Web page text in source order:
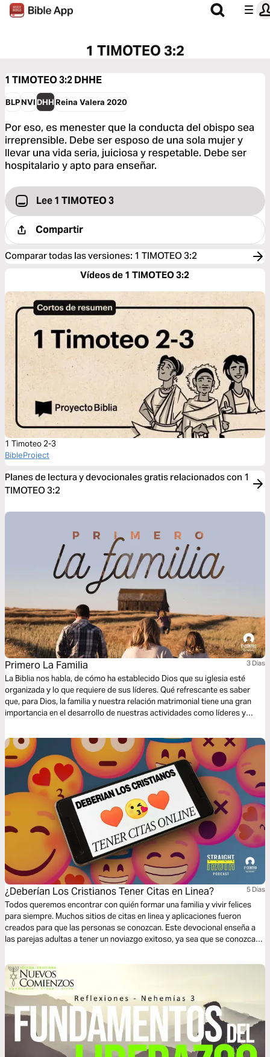
1 TIMOTEO 3:2
1 TIMOTEO 3:2DHHE
BLPNVIDHHReina Valera 2020
Por eso, es menester que la conducta del obispo sea
irreprensible. Debe ser esposo de una sola mujer y
llevar una vida seria, juiciosa y respetable. Debe ser
hospitalario y apto para enseñar.
Lee 1 TIMOTEO 3
Compartir
Comparar todas las versiones: 1 TIMOTEO 3:2
Vídeos de 1 TIMOTEO 3:2
1 Timoteo 2-3
BibleProject
Planes de lectura y devocionales gratis relacionados con 1
TIMOTEO 3:2
Primero La Familia 3 Dias
La Biblia nos habla, de cómo ha establecido Dios que su iglesia esté
organizada y lo que requiere de sus líderes. Qué refrescante es saber
que, para Dios, la familia y nuestra relación matrimonial tiene una gran
importancia en el desarrollo de nuestras actividades como líderes y
modelo bíblico que cada uno de los líderes debemos seguir para ser
eficaces.
¿Deberían Los Cristianos Tener Citas en Linea? 5 Dias
Todos queremos encontrar con quién formar una familia y vivir felices
para siempre. Muchos sitios de citas en linea y aplicaciones fueron
creados para que las personas se conozcan. Este devocional enseña a
las parejas adultas a tener un noviazgo exitoso, ya sea que se conozcan